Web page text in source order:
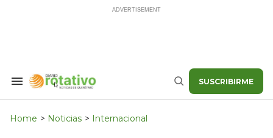
Search
Navigation
Buscar SUSCRIBIRME
Home > Noticias > Internacional